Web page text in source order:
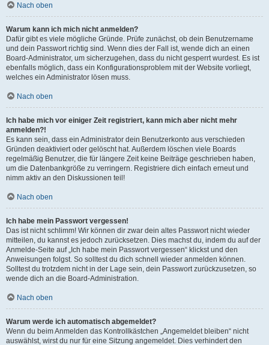
Nach oben
Warum kann ich mich nicht anmelden?
Dafür gibt es viele mögliche Gründe. Prüfe zunächst, ob dein Benutzername
und dein Passwort richtig sind. Wenn dies der Fall ist, wende dich an einen
Board-Administrator, um sicherzugehen, dass du nicht gesperrt wurdest. Es ist
ebenfalls möglich, dass ein Konfigurationsproblem mit der Website vorliegt,
welches ein Administrator lösen muss.
Nach oben
Ich habe mich vor einiger Zeit registriert, kann mich aber nicht mehr
anmelden?!
Es kann sein, dass ein Administrator dein Benutzerkonto aus verschieden
Gründen deaktiviert oder gelöscht hat. Außerdem löschen viele Boards
regelmäßig Benutzer, die für längere Zeit keine Beiträge geschrieben haben,
um die Datenbankgröße zu verringern. Registriere dich einfach erneut und
nimm aktiv an den Diskussionen teil!
Nach oben
Ich habe mein Passwort vergessen!
Das ist nicht schlimm! Wir können dir zwar dein altes Passwort nicht wieder
mitteilen, du kannst es jedoch zurücksetzen. Dies machst du, indem du auf der
Anmelde-Seite auf „Ich habe mein Passwort vergessen“ klickst und den
Anweisungen folgst. So solltest du dich schnell wieder anmelden können.
Solltest du trotzdem nicht in der Lage sein, dein Passwort zurückzusetzen, so
wende dich an die Board-Administration.
Nach oben
Warum werde ich automatisch abgemeldet?
Wenn du beim Anmelden das Kontrollkästchen „Angemeldet bleiben“ nicht
auswählst, wirst du nur für eine Sitzung angemeldet. Dies verhindert den